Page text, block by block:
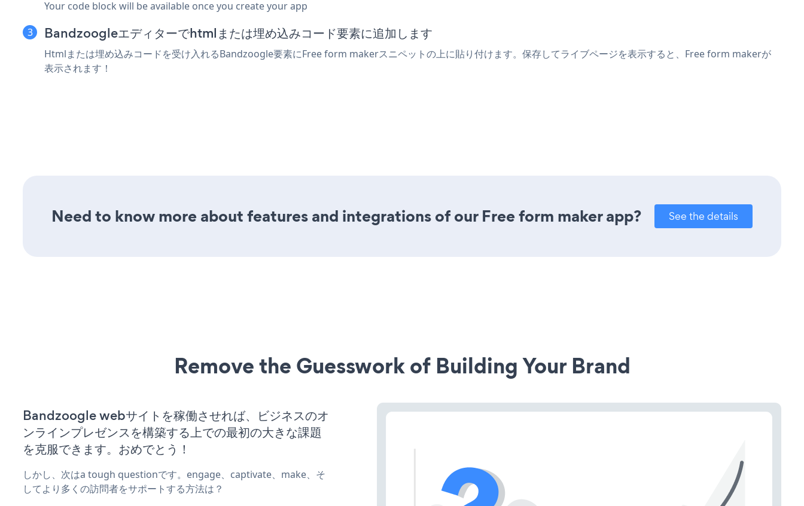
Your code block will be available once you create your app
Bandzoogleエディターでhtmlまたは埋め込みコード要素に追加します
Htmlまたは埋め込みコードを受け入れるBandzoogle要素にFree form makerスニペットの上に貼り付けます。保存してライブページを表示すると、Free form makerが
表示されます！
Need to know more about features and integrations of our Free form maker app? See the details
Remove the Guesswork of Building Your Brand
Bandzoogle webサイトを稼働させれば、ビジネスのオ
ンラインプレゼンスを構築する上での最初の大きな課題
を克服できます。おめでとう！
しかし、次はa tough questionです。engage、captivate、make、そ
してより多くの訪問者をサポートする方法は？